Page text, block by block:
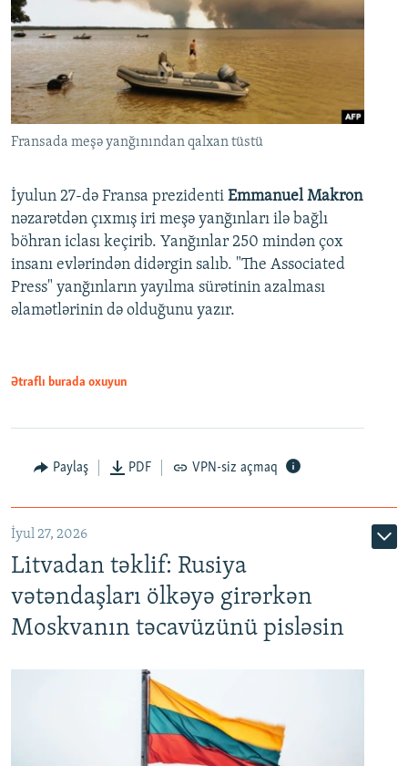
Fransada meşə yanğınından qalxan tüstü
İyulun 27-də Fransa prezidenti Emmanuel Makron
nəzarətdən çıxmış iri meşə yanğınları ilə bağlı
böhran iclası keçirib. Yanğınlar 250 mindən çox
insanı evlərindən didərgin salıb. "The Associated
Press" yanğınların yayılma sürətinin azalması
əlamətlərinin də olduğunu yazır.
Ətraflı burada oxuyun
Paylaş PDF VPN-siz açmaq
İyul 27, 2026
Litvadan təklif: Rusiya
vətəndaşları ölkəyə girərkən
Moskvanın təcavüzünü pisləsin